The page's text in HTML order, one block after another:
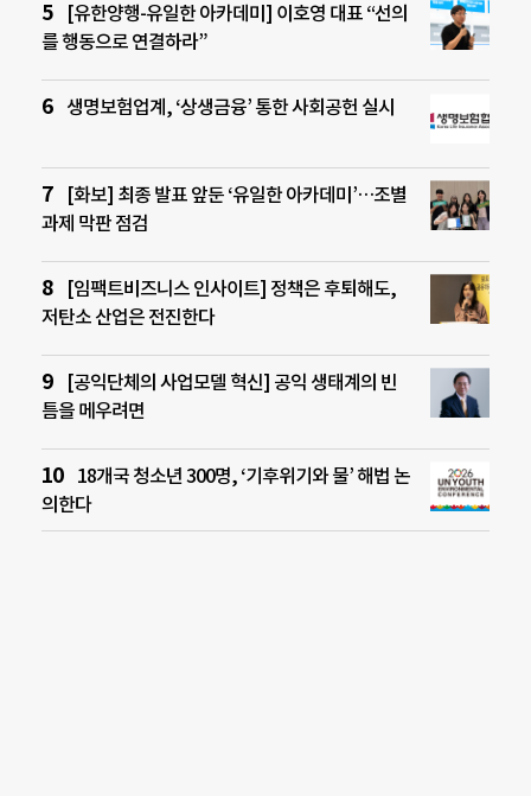
[유한양행-유일한 아카데미] 이호영 대표 “선의
를 행동으로 연결하라”
생명보험업계, ‘상생금융’ 통한 사회공헌 실시
[화보] 최종 발표 앞둔 ‘유일한 아카데미’…조별
과제 막판 점검
[임팩트비즈니스 인사이트] 정책은 후퇴해도,
저탄소 산업은 전진한다
[공익단체의 사업모델 혁신] 공익 생태계의 빈
틈을 메우려면
18개국 청소년 300명, ‘기후위기와 물’ 해법 논
의한다